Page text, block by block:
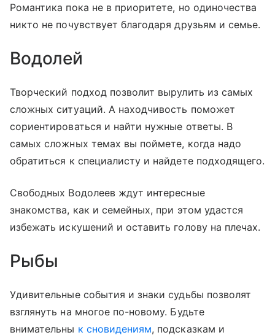
Романтика пока не в приоритете, но одиночества
никто не почувствует благодаря друзьям и семье.
Водолей
Творческий подход позволит вырулить из самых
сложных ситуаций. А находчивость поможет
сориентироваться и найти нужные ответы. В
самых сложных темах вы поймете, когда надо
обратиться к специалисту и найдете подходящего.
Свободных Водолеев ждут интересные
знакомства, как и семейных, при этом удастся
избежать искушений и оставить голову на плечах.
Рыбы
Удивительные события и знаки судьбы позволят
взглянуть на многое по-новому. Будьте
внимательны к сновидениям, подсказкам и